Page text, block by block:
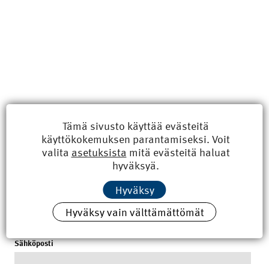
Kyberisku kiinteistötietoihin haittaisi energiarakentamista
8.6.2026 15:21
Tilaa uutiskirje
Sähköposti
Tämä sivusto käyttää evästeitä
käyttökokemuksen parantamiseksi. Voit
valita asetuksista mitä evästeitä haluat
hyväksyä.
Hyväksy
Hyväksy vain välttämättömät